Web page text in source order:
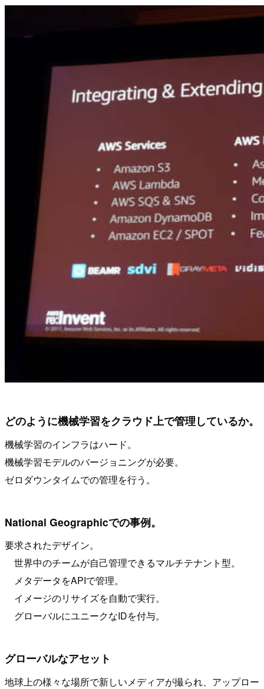
どのように機械学習をクラウド上で管理しているか。
機械学習のインフラはハード。
機械学習モデルのバージョニングが必要。
ゼロダウンタイムでの管理を行う。
National Geographicでの事例。
要求されたデザイン。
世界中のチームが自己管理できるマルチテナント型。
メタデータをAPIで管理。
イメージのリサイズを自動で実行。
グローバルにユニークなIDを付与。
グローバルなアセット
地球上の様々な場所で新しいメディアが撮られ、アップロー